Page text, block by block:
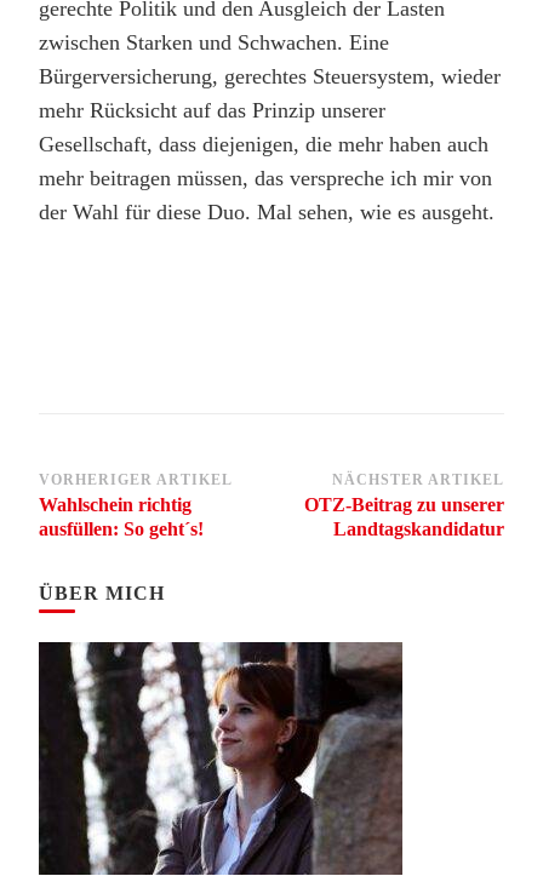
gerechte Politik und den Ausgleich der Lasten
zwischen Starken und Schwachen. Eine
Bürgerversicherung, gerechtes Steuersystem, wieder
mehr Rücksicht auf das Prinzip unserer
Gesellschaft, dass diejenigen, die mehr haben auch
mehr beitragen müssen, das verspreche ich mir von
der Wahl für diese Duo. Mal sehen, wie es ausgeht.
Beitragsnavigation
VORHERIGER ARTIKEL
Wahlschein richtig
ausfüllen: So geht´s!
NÄCHSTER ARTIKEL
OTZ-Beitrag zu unserer
Landtagskandidatur
ÜBER MICH